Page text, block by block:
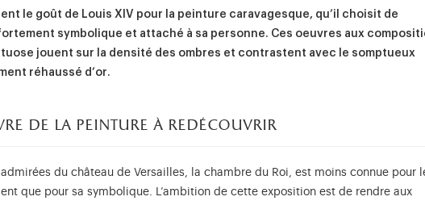
le goût de Louis XIV pour la peinture caravagesque, qu’il choisit de
symbolique et attaché à sa personne. Ces oeuvres aux
jouent sur la densité des ombres et contrastent avec le somptueux
réhaussé d’or.
de la peinture à redécouvrir
admirées du château de Versailles, la chambre du Roi, est moins connue pour
que pour sa symbolique. L’ambition de cette exposition est de rendre aux